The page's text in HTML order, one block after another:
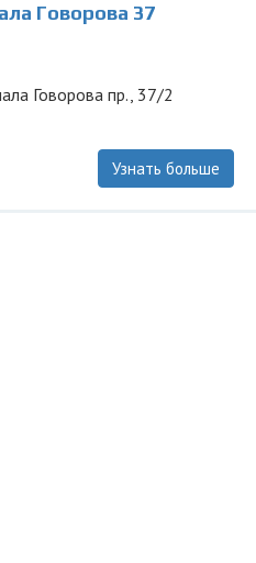
Говорова 37
Говорова пр., 37/2
Узнать больше